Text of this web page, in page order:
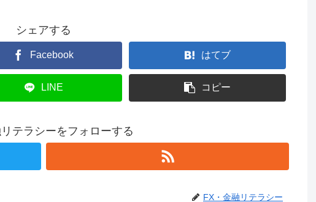
シェアする
Facebook はてブ
LINE コピー
テラシーをフォローする
FX・金融リテラシー